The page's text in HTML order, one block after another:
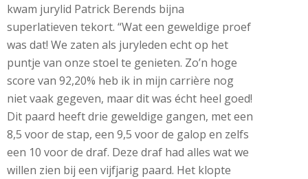
kwam jurylid Patrick Berends bijna
superlatieven tekort. “Wat een geweldige proef
was dat! We zaten als juryleden echt op het
puntje van onze stoel te genieten. Zo’n hoge
score van 92,20% heb ik in mijn carrière nog
niet vaak gegeven, maar dit was écht heel goed!
Dit paard heeft drie geweldige gangen, met een
8,5 voor de stap, een 9,5 voor de galop en zelfs
een 10 voor de draf. Deze draf had alles wat we
willen zien bij een vijfjarig paard. Het klopte